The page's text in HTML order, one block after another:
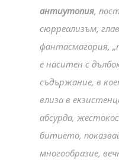
антиутопия,
сюрреализъм,
фантасмагория,
е наситен с
съдържание, в
влиза в
абсурда,
битието,
многообразие,